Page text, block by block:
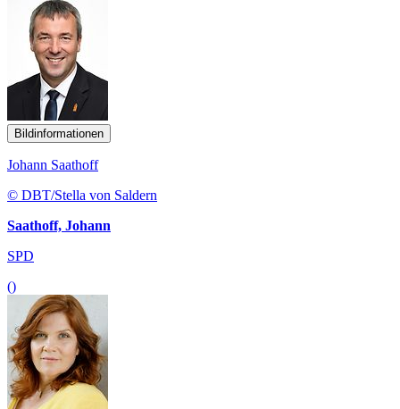
Bildinformationen
Johann Saathoff
© DBT/Stella von Saldern
Saathoff, Johann
SPD
()